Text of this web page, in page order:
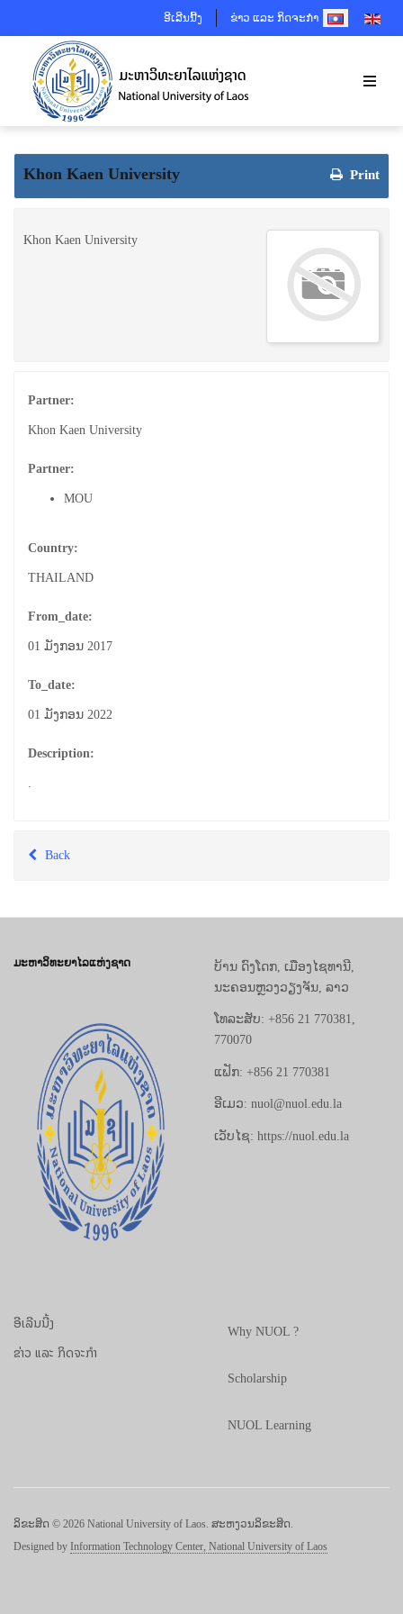
ອີເລີນນີ້ງ ຂ່າວ ແລະ ກິດຈະກຳSELECT YOUR
Print
Khon Kaen University
Khon Kaen University
Partner:
Khon Kaen University
Partner:
MOU
Country:
THAILAND
From_date:
01 ມັງກອນ 2017
To_date:
01 ມັງກອນ 2022
Description:
.
Back
ມະຫາວິທະຍາໄລແຫ່ງຊາດ
ບ້ານ ດົງໂດກ, ເມືອງໄຊທານີ,
ນະຄອນຫຼວງວຽງຈັນ, ລາວ
ໂທລະສັບ: +856 21 770381,
770070
ແຟັກ: +856 21 770381
ອີເມວ: nuol@nuol.edu.la
ເວັບໄຊ: https://nuol.edu.la
ອີເລີນນີ້ງ
ຂ່າວ ແລະ ກິດຈະກຳ
Why NUOL ?
Scholarship
NUOL Learning
ລິຂະສິດ © 2026 National University of Laos. ສະຫງວນລິຂະສິດ.
Designed by Information Technology Center, National University of Laos